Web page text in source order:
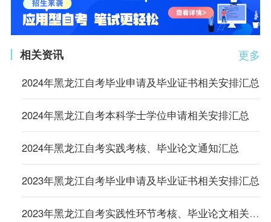
更多
相关资讯
2024年黑龙江自考毕业申请及毕业证书相关安排汇总
2024年黑龙江自考本科学士学位申请相关安排汇总
2024年黑龙江自考实践考核、毕业论文通知汇总
2023年黑龙江自考毕业申请及毕业证书相关安排汇总
2023年黑龙江自考实践性环节考核、毕业论文相关安排汇总